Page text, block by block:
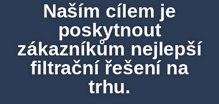
Naším cílem je
poskytnout
zákazníkům nejlepší
filtrační řešení na
trhu.